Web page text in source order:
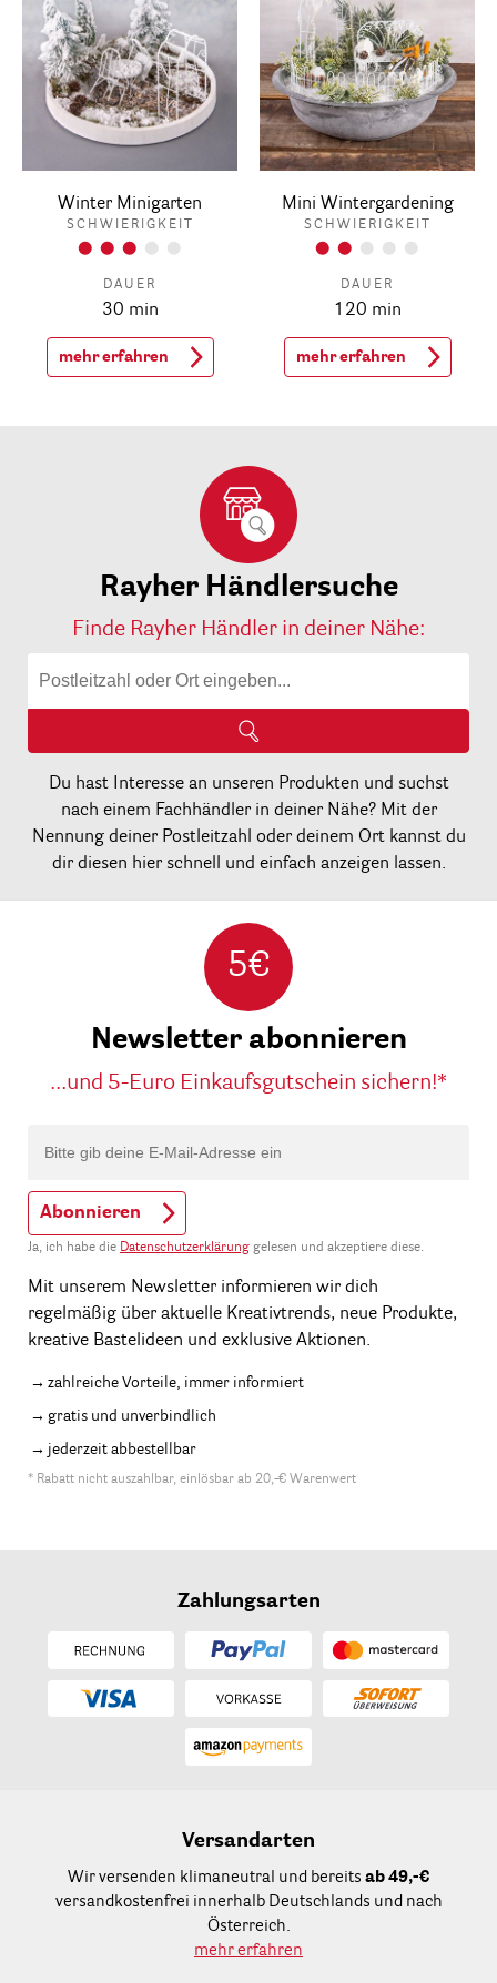
Winter Minigarten
SCHWIERIGKEIT
DAUER
30 min
mehr erfahren
Mini Wintergardening
SCHWIERIGKEIT
DAUER
120 min
mehr erfahren
Rayher Händlersuche
Finde Rayher Händler in deiner Nähe:
Du hast Interesse an unseren Produkten und suchst
nach einem Fachhändler in deiner Nähe? Mit der
Nennung deiner Postleitzahl oder deinem Ort kannst du
dir diesen hier schnell und einfach anzeigen lassen.
5€
Newsletter abonnieren
...und 5-Euro Einkaufsgutschein sichern!*
Abonnieren
Ja, ich habe die Datenschutzerklärung gelesen und akzeptiere diese.
Mit unserem Newsletter informieren wir dich
regelmäßig über aktuelle Kreativtrends, neue Produkte,
kreative Bastelideen und exklusive Aktionen.
zahlreiche Vorteile, immer informiert
gratis und unverbindlich
jederzeit abbestellbar
* Rabatt nicht auszahlbar, einlösbar ab 20,-€ Warenwert
Zahlungsarten
Versandarten
Wir versenden klimaneutral und bereits ab 49,-€
versandkostenfrei innerhalb Deutschlands und nach
Österreich.
mehr erfahren